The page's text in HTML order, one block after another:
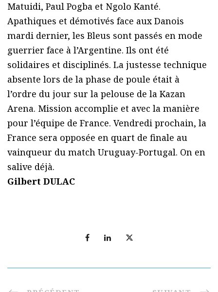
Matuidi, Paul Pogba et Ngolo Kanté.
Apathiques et démotivés face aux Danois
mardi dernier, les Bleus sont passés en mode
guerrier face à l’Argentine. Ils ont été
solidaires et disciplinés. La justesse technique
absente lors de la phase de poule était à
l’ordre du jour sur la pelouse de la Kazan
Arena. Mission accomplie et avec la manière
pour l’équipe de France. Vendredi prochain, la
France sera opposée en quart de finale au
vainqueur du match Uruguay-Portugal. On en
salive déjà.
Gilbert DULAC